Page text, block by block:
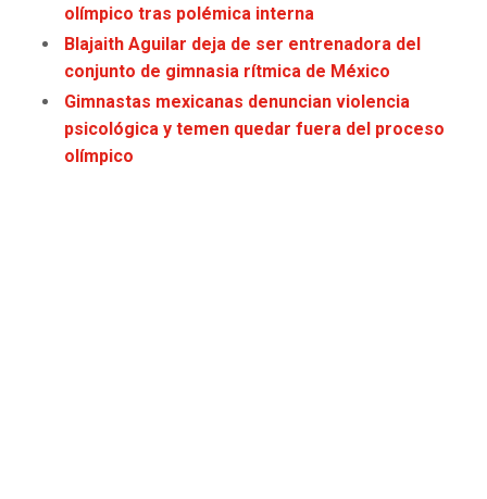
COWBOYS
GIANTS
EAGLES
CLIPPERS
LAKERS
SUNS
olímpico tras polémica interna
Blajaith Aguilar deja de ser entrenadora del
conjunto de gimnasia rítmica de México
Gimnastas mexicanas denuncian violencia
psicológica y temen quedar fuera del proceso
olímpico